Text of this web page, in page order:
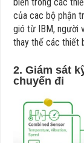
của cac bộ phận
gió từ IBM, người
thay thế các thiết
2. Giám sát
chuyến đi